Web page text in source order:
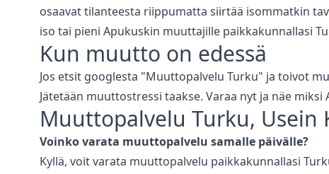
osaavat tilanteesta riippumatta siirtää isommatkin
iso tai pieni Apukuskin muuttajille paikkakunnallasi
Kun muutto on edessä
Jos etsit googlesta "Muuttopalvelu Turku" ja toivot
Jätetään muuttostressi taakse. Varaa nyt ja näe
Muuttopalvelu Turku, Usein
Voinko varata muuttopalvelu samalle päivälle?
Kyllä, voit varata muuttopalvelu paikkakunnallasi